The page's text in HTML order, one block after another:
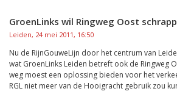
GroenLinks wil Ringweg Oost
Leiden, 24 mei 2011, 16:50
Nu de RijnGouweLijn door het centrum van
wat GroenLinks Leiden betreft ook de Ringweg
weg moest een oplossing bieden voor het
RGL niet meer van de Hooigracht gebruik zou